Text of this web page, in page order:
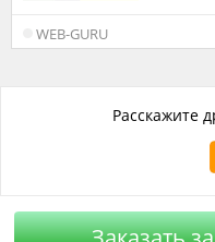
Расскажите
WEB-GURU